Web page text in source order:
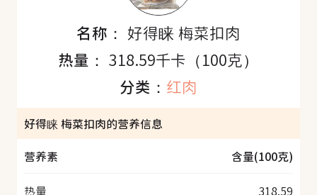
名称： 好得睐 梅菜扣肉
热量：318.59千卡（100克）
分类： 红肉
好得睐 梅菜扣肉的营养信息
营养素
含量(100克)
热量 318.59